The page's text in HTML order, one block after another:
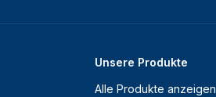
Unsere Produkte
Alle Produkte anzeigen